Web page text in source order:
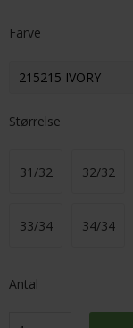
Farve
Størrelse
31/32 32/32
33/34 34/34
Antal